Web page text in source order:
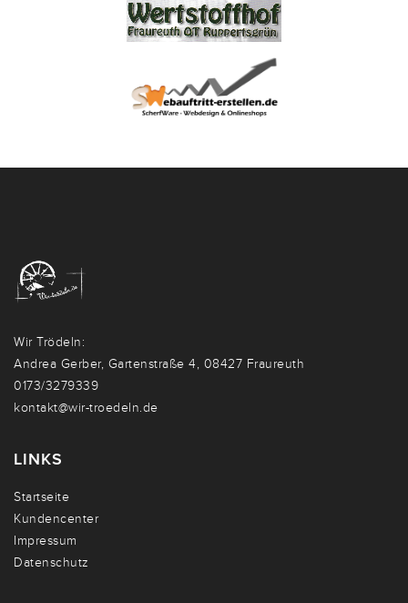
Wir Trödeln:
Andrea Gerber, Gartenstraße 4, 08427 Fraureuth
0173/3279339
kontakt@wir-troedeln.de
LINKS
Startseite
Kundencenter
Impressum
Datenschutz